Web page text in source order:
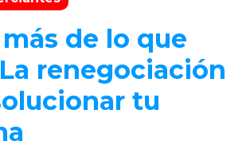
de lo que
renegociación
tu